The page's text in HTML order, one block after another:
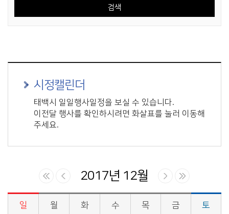
시정캘린더
태백시 일일행사일정을 보실 수 있습니다.
이전달 행사를 확인하시려면 화살표를 눌러 이동해
주세요.
2017년 12월
일 월 화 수 목 금 토